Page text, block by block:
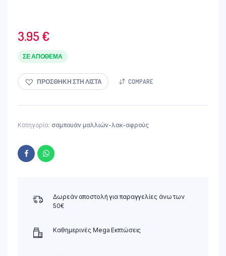
3.95 €
ΣΕ ΑΠΌΘΕΜΑ
ΠΡΟΣΘΉΚΗ ΣΤΗ ΛΊΣΤΑ COMPARE
Κατηγορία: σαμπουάν μαλλιών-λακ-αφρούς
Δωρεάν αποστολή για παραγγελίες άνω των
50€
Καθημερινές Mega Εκπτώσεις